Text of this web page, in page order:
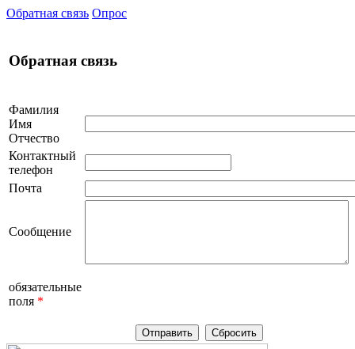
Обратная связь Опрос
Обратная связь
Фамилия
Имя
Отчество
Контактный
телефон
Почта
Сообщение
обязательные
поля *